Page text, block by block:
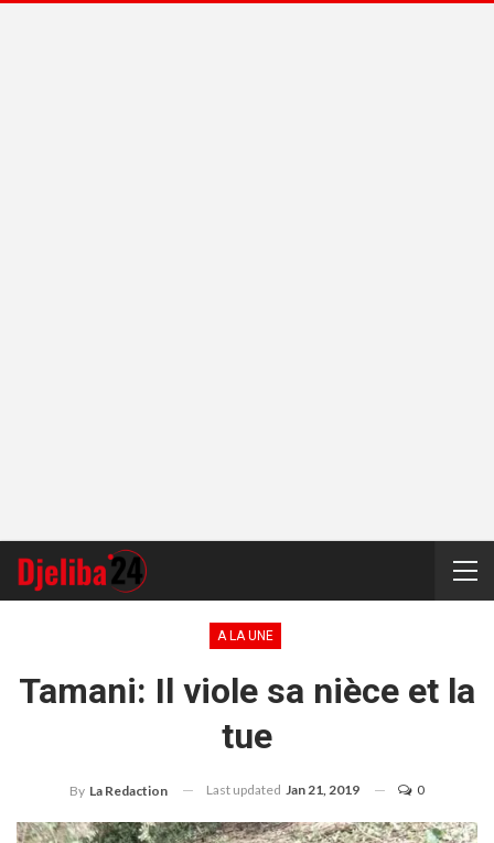
A LA UNE
Tamani: Il viole sa nièce et la
tue
By La Redaction Last updated Jan 21, 2019 0